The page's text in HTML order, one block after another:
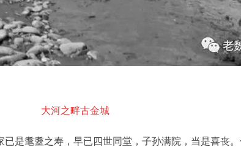
大河之畔古金城
是耄耋之寿，早已四世同堂，子孙满院，当是喜丧